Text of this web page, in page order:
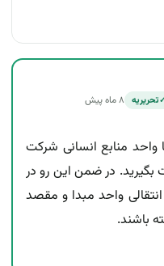
✓تحریریه ۸ ماه پیش
واحد منابع انسانی شرکت
بگیرید. در ضمن این رو در
واحد مبدا و مقصد
باشند.